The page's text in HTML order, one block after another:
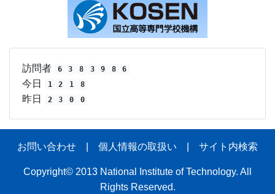
訪問者 6 3 8 3 9 8 6
今日 1 2 1 8
昨日 2 3 0 0
お問い合わせ 個人情報の取扱い サイト内検索
Copyright© 2013 National Institute of Technology. All
Rights Reserved.